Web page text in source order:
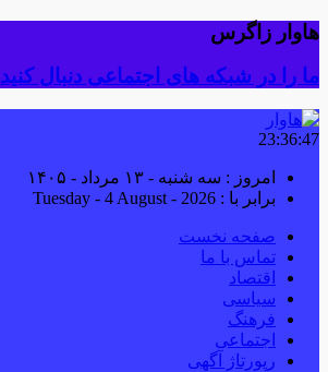
هاوار زاگرس
ما را در شبکه های اجتماعی دنبال کنید
23:36:48
امروز : سه شنبه - ۱۳ مرداد - ۱۴۰۵
برابر با : Tuesday - 4 August - 2026
صفحه نخست
تماس با ما
اقتصاد
سیاسی
فرهنگ
اجتماعی
رپورتاژ آگهی